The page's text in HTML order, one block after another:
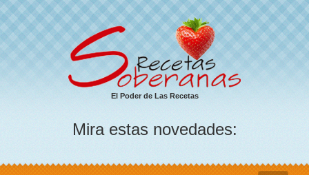
El Poder de Las Recetas
Mira estas novedades: